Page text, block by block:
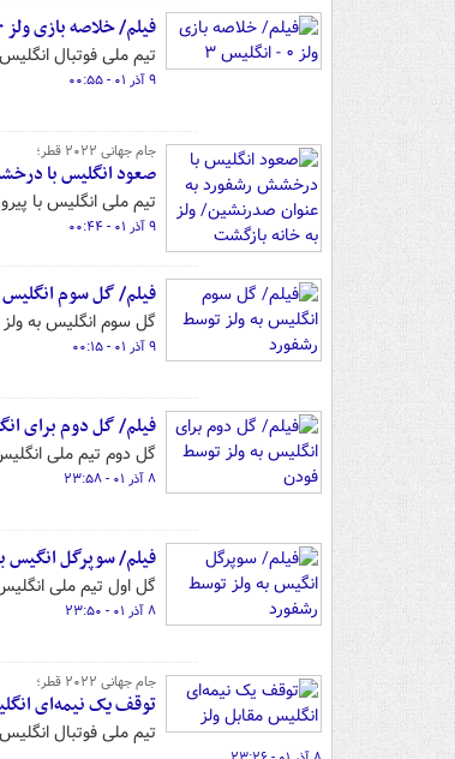
فیلم/ خلاصه بازی ولز ۰ - انگلیس ۳
تیم ملی فوتبال
۹ آذر ۰۱ - ۰۰:۵۵
جام جهانی ۲۰۲۲ قطر؛
صعود انگلیس با
تیم ملی انگلیس با
۹ آذر ۰۱ - ۰۰:۴۴
فیلم/ گل سوم
گل سوم انگلیس به ولز توسط
۹ آذر ۰۱ - ۰۰:۱۵
فیلم/ گل دوم برای
گل دوم تیم ملی
۸ آذر ۰۱ - ۲۳:۵۸
فیلم/ سوپرگل انگیس
گل اول تیم ملی
۸ آذر ۰۱ - ۲۳:۵۰
جام جهانی ۲۰۲۲ قطر؛
توقف یک نیمه‌ای
تیم ملی فوتبال